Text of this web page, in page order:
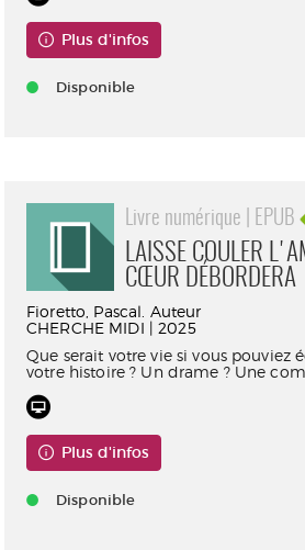
Plus d'infos
Disponible
Livre numérique | EPUB
LAISSE COULER
CŒUR DÉBORDERA
Fioretto, Pascal. Auteur
CHERCHE MIDI | 2025
Que serait votre vie si vous pouviez
votre histoire ? Un drame ? Une
Plus d'infos
Disponible